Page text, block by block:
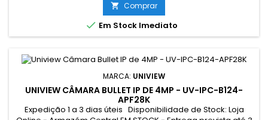
 Comprar
 Em Stock Imediato
MARCA: UNIVIEW
UNIVIEW CÂMARA BULLET IP DE 4MP - UV-IPC-B124-
APF28K
Expedição 1 a 3 dias úteis Disponibilidade de Stock: Loja